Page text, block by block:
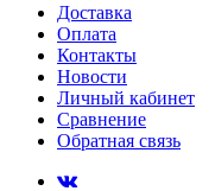
Доставка
Оплата
Контакты
Новости
Личный кабинет
Сравнение
Обратная связь